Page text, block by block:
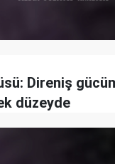
Direniş
düzeyde